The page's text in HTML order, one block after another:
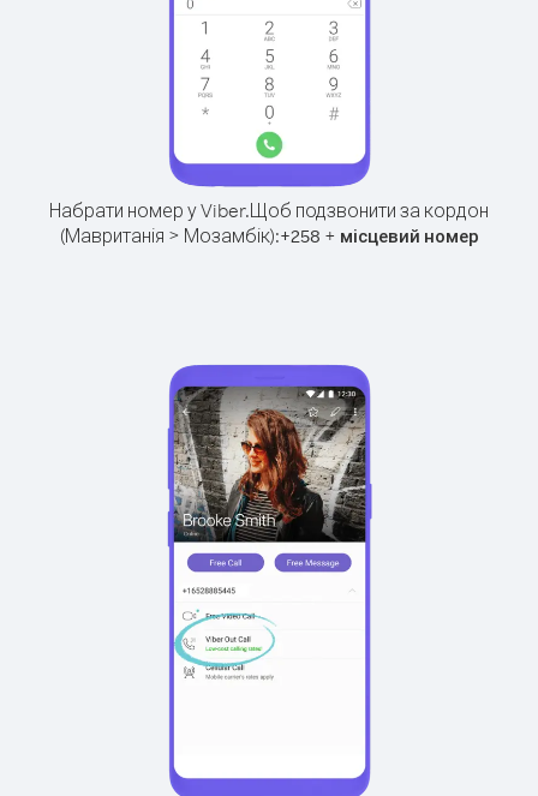
Набрати номер у Viber.Щоб подзвонити за кордон
(Мавританія > Мозамбік):+258 + місцевий номер